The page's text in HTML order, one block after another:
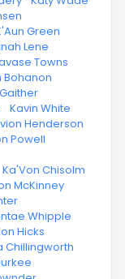
Green
Lene
Towns
Bohanon
· Kavin White
Henderson
Powell
Ka'Von Chisolm
McKinney
Whipple
Hicks
Chillingworth